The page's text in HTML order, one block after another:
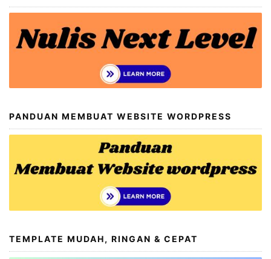
PANDUAN MEMBUAT WEBSITE WORDPRESS
TEMPLATE MUDAH, RINGAN & CEPAT